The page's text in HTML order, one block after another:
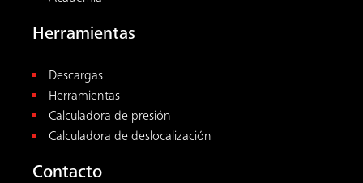
Herramientas
Descargas
Herramientas
Calculadora de presión
Calculadora de deslocalización
Contacto